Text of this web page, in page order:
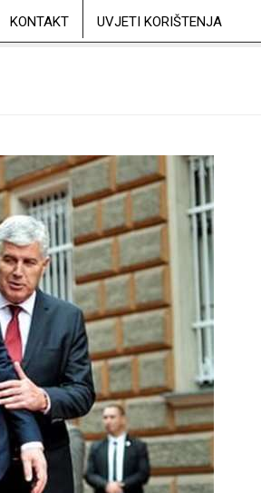
KONTAKT UVJETI KORIŠTENJA